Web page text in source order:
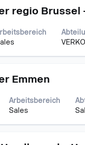
regio Brussel
Emmen
Arbeitsbereich
Sales